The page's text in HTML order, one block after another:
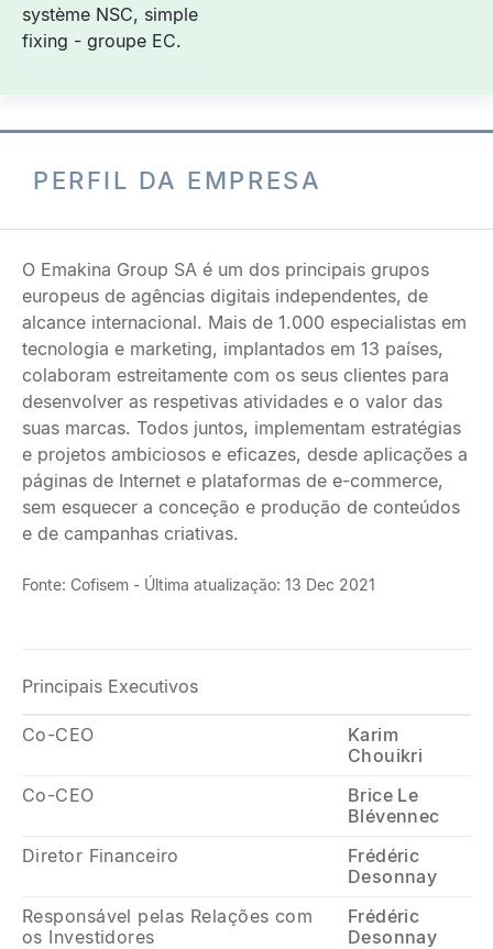
système NSC, simple
fixing - groupe EC.
PERFIL DA EMPRESA
O Emakina Group SA é um dos principais grupos
europeus de agências digitais independentes, de
alcance internacional. Mais de 1.000 especialistas em
tecnologia e marketing, implantados em 13 países,
colaboram estreitamente com os seus clientes para
desenvolver as respetivas atividades e o valor das
suas marcas. Todos juntos, implementam estratégias
e projetos ambiciosos e eficazes, desde aplicações a
páginas de Internet e plataformas de e-commerce,
sem esquecer a conceção e produção de conteúdos
e de campanhas criativas.
Fonte: Cofisem - Última atualização: 13 Dec 2021
Principais Executivos
Co-CEO
Karim
Chouikri
Co-CEO
Brice Le
Blévennec
Diretor Financeiro
Frédéric
Desonnay
Responsável pelas Relações com
os Investidores
Frédéric
Desonnay